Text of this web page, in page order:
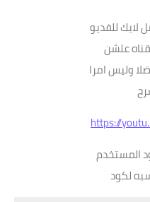
لايك للفديو
علشن
وليس امرا
https://
المستخدم
لكود